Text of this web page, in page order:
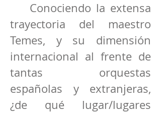
Conociendo la extensa
trayectoria del maestro
Temes, y su dimensión
internacional al frente de
tantas orquestas
españolas y extranjeras,
¿de qué lugar/lugares